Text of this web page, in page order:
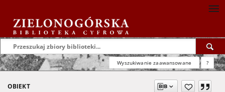
Wyszukiwanie zaawansowane ?
OBIEKT